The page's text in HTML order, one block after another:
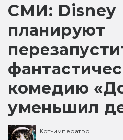
СМИ: Disney
планируют
комедию
уменьшил
Кот-император